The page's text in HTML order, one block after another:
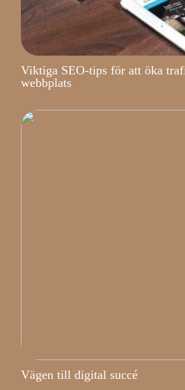
Viktiga SEO-tips för att öka
webbplats
Vägen till digital succé